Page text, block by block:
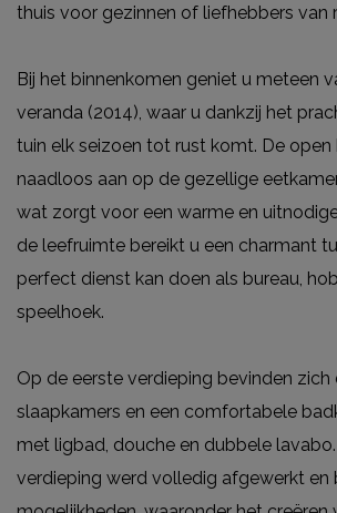
thuis voor gezinnen of liefhebbers van
Bij het binnenkomen geniet u meteen
veranda (2014), waar u dankzij het
tuin elk seizoen tot rust komt. De open
naadloos aan op de gezellige
wat zorgt voor een warme en
de leefruimte bereikt u een charmant
perfect dienst kan doen als bureau,
speelhoek.
Op de eerste verdieping bevinden zich
slaapkamers en een comfortabele
met ligbad, douche en dubbele
verdieping werd volledig afgewerkt en